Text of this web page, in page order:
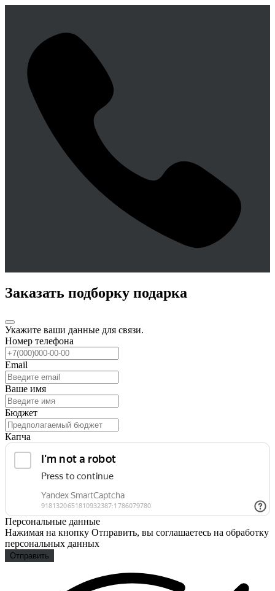
Заказать подборку подарка
Укажите ваши данные для связи.
Номер телефона
Email
Ваше имя
Бюджет
Капча
Персональные данные
Нажимая на кнопку Отправить, вы соглашаетесь на обработку
персональных данных
Отправить